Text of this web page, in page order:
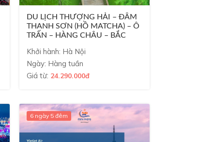
DU LỊCH THƯỢNG HẢI – ĐẦM
THANH SƠN (HỒ MATCHA) – Ô
TRẤN – HÀNG CHÂU – BẮC
Khởi hành: Hà Nội
Ngày: Hàng tuần
Giá từ: 24.290.000đ
6 ngày 5 đêm